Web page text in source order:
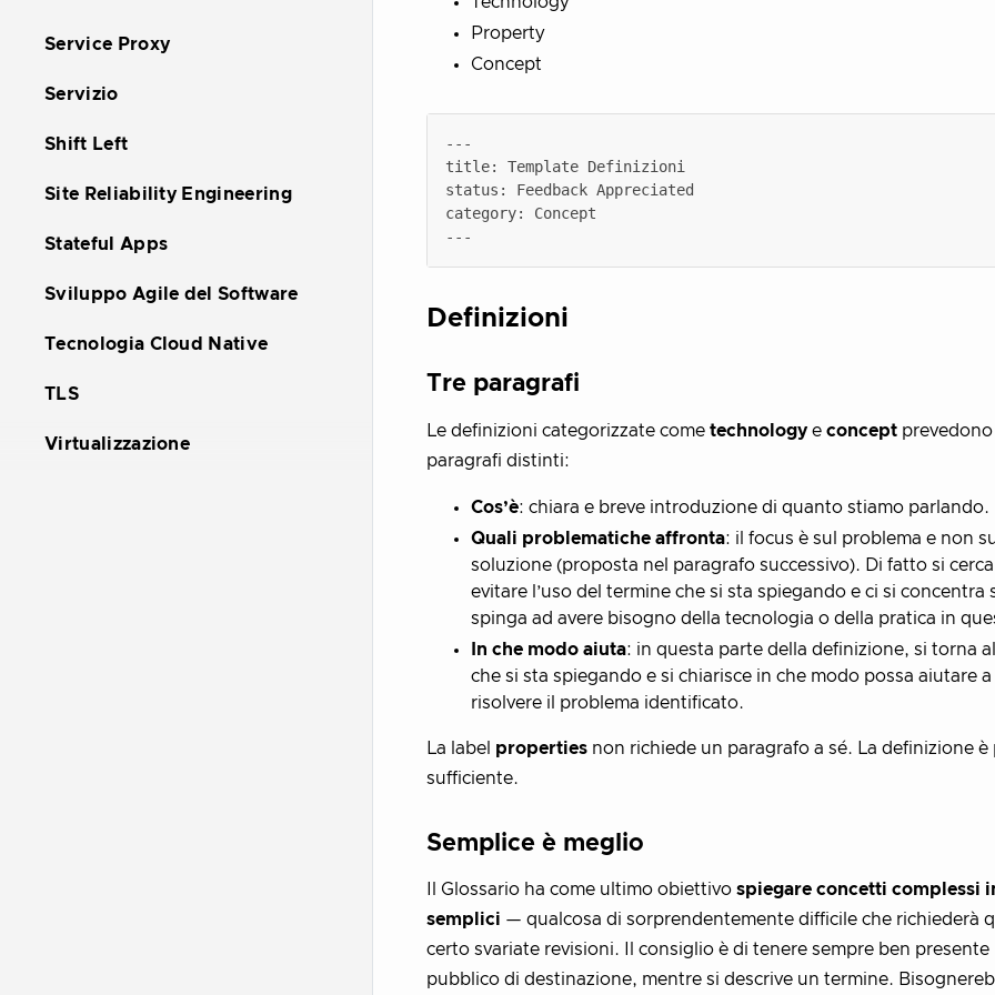
Service Proxy
Servizio
Shift Left
Site Reliability Engineering
Stateful Apps
Sviluppo Agile del Software
Tecnologia Cloud Native
TLS
Virtualizzazione
Property
Concept
Definizioni
Tre paragrafi
Le definizioni categorizzate come technology e concept
paragrafi distinti:
Cos’è: chiara e breve introduzione di quanto stiamo parlando.
Quali problematiche affronta: il focus è sul problema e non
soluzione (proposta nel paragrafo successivo). Di fatto si
evitare l’uso del termine che si sta spiegando e ci si concentra
spinga ad avere bisogno della tecnologia o della pratica in
In che modo aiuta: in questa parte della definizione, si torna
che si sta spiegando e si chiarisce in che modo possa aiutare a
risolvere il problema identificato.
La label properties non richiede un paragrafo a sé. La definizione è
sufficiente.
Semplice è meglio
Il Glossario ha come ultimo obiettivo spiegare concetti complessi
semplici — qualcosa di sorprendentemente difficile che richiederà
certo svariate revisioni. Il consiglio è di tenere sempre ben presente
pubblico di destinazione, mentre si descrive un termine.